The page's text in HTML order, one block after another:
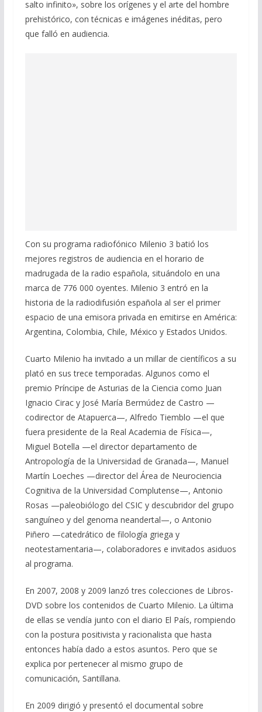
salto infinito», sobre los orígenes y el arte del hombre
prehistórico, con técnicas e imágenes inéditas, pero
que falló en audiencia.
Con su programa radiofónico Milenio 3 batió los
mejores registros de audiencia en el horario de
madrugada de la radio española, situándolo en una
marca de 776 000 oyentes. Milenio 3 entró en la
historia de la radiodifusión española al ser el primer
espacio de una emisora privada en emitirse en América:
Argentina, Colombia, Chile, México y Estados Unidos.
Cuarto Milenio ha invitado a un millar de científicos a su
plató en sus trece temporadas. Algunos como el
premio Príncipe de Asturias de la Ciencia como Juan
Ignacio Cirac y José María Bermúdez de Castro —
codirector de Atapuerca—, Alfredo Tiemblo —el que
fuera presidente de la Real Academia de Física—,
Miguel Botella —el director departamento de
Antropología de la Universidad de Granada—, Manuel
Martín Loeches —director del Área de Neurociencia
Cognitiva de la Universidad Complutense—, Antonio
Rosas —paleobiólogo del CSIC y descubridor del grupo
sanguíneo y del genoma neandertal—, o Antonio
Piñero —catedrático de filología griega y
neotestamentaria—, colaboradores e invitados asiduos
al programa.
En 2007, 2008 y 2009 lanzó tres colecciones de Libros-
DVD sobre los contenidos de Cuarto Milenio. La última
de ellas se vendía junto con el diario El País, rompiendo
con la postura positivista y racionalista que hasta
entonces había dado a estos asuntos. Pero que se
explica por pertenecer al mismo grupo de
comunicación, Santillana.
En 2009 dirigió y presentó el documental sobre